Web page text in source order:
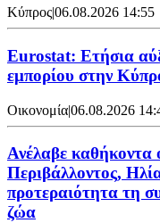
Κύπρος|06.08.2026 14:55
Eurostat: Ετήσια
εμπορίου στην
Οικονομία|06.08.2026
Ανέλαβε καθήκοντα
Περιβάλλοντος,
προτεραιότητα τη
ζώα